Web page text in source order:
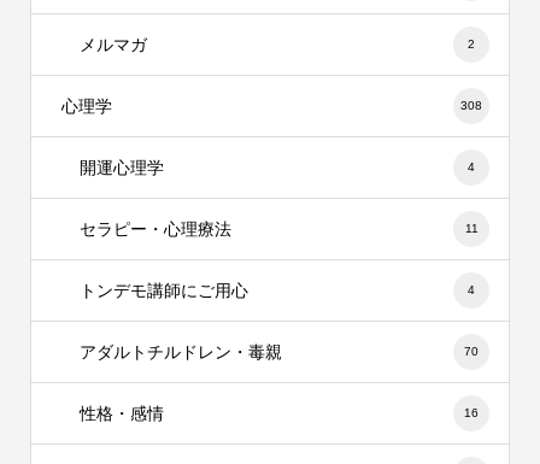
メルマガ 2
心理学 308
開運心理学 4
セラピー・心理療法 11
トンデモ講師にご用心 4
アダルトチルドレン・毒親 70
性格・感情 16